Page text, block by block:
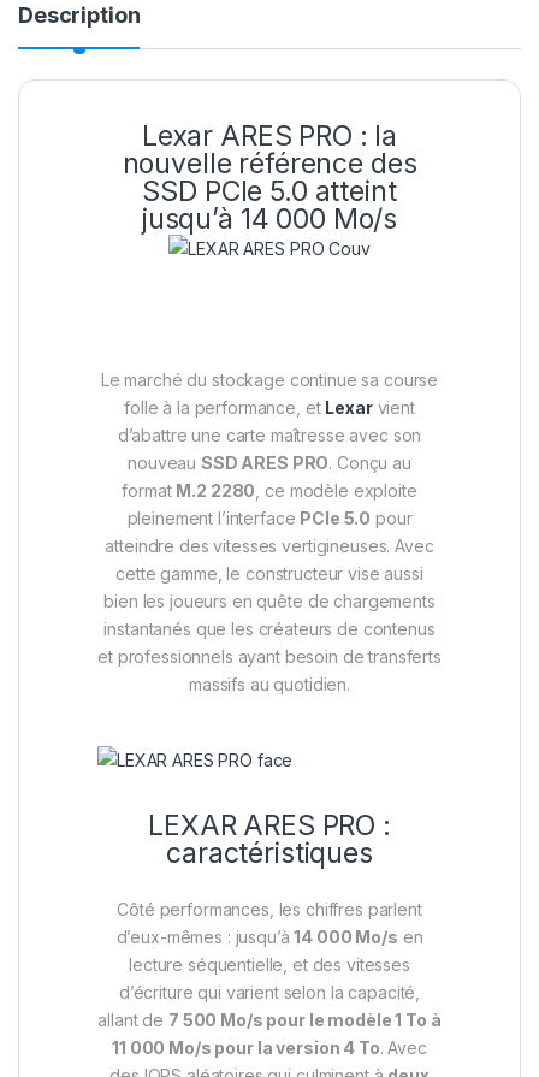
Description
Lexar ARES PRO : la
nouvelle référence des
SSD PCIe 5.0 atteint
jusqu’à 14 000 Mo/s
Le marché du stockage continue sa course
folle à la performance, et Lexarvient
d’abattre une carte maîtresse avec son
nouveau SSD ARES PRO. Conçu au
format M.2 2280 , ce modèle exploite
pleinement l’interface PCIe 5.0 pour
atteindre des vitesses vertigineuses. Avec
cette gamme, le constructeur vise aussi
bien les joueurs en quête de chargements
instantanés que les créateurs de contenus
et professionnels ayant besoin de transferts
massifs au quotidien.
LEXAR ARES PRO :
caractéristiques
Côté performances, les chiffres parlent
d’eux-mêmes : jusqu’à14 000 Mo/s en
lecture séquentielle, et des vitesses
d’écriture qui varient selon la capacité,
allant de 7 500 Mo/s pour le modèle 1 To à
11 000 Mo/s pour la version 4 To. Avec